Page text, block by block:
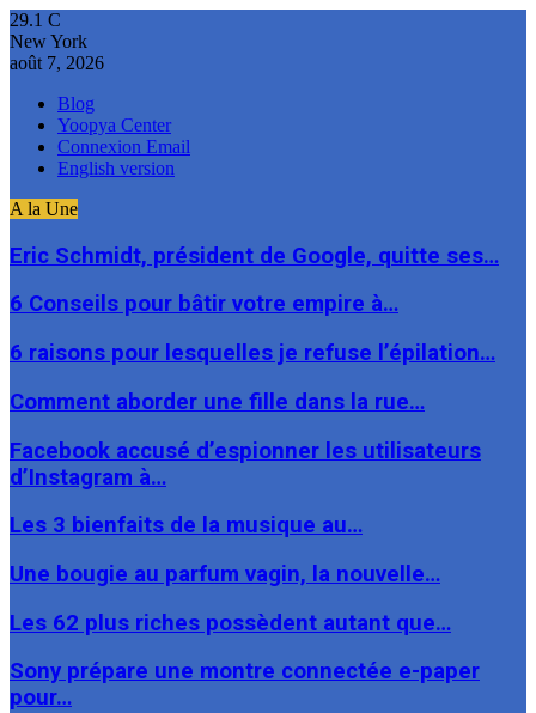
29.1 C
New York
août 7, 2026
Blog
Yoopya Center
Connexion Email
English version
A la Une
Eric Schmidt, président de Google, quitte ses…
6 Conseils pour bâtir votre empire à…
6 raisons pour lesquelles je refuse l’épilation…
Comment aborder une fille dans la rue…
Facebook accusé d’espionner les utilisateurs
d’Instagram à…
Les 3 bienfaits de la musique au…
Une bougie au parfum vagin, la nouvelle…
Les 62 plus riches possèdent autant que…
Sony prépare une montre connectée e-paper
pour…